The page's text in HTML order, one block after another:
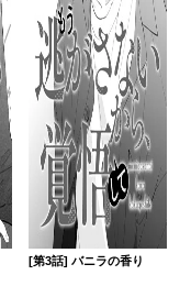
[第3話] バニラの香り